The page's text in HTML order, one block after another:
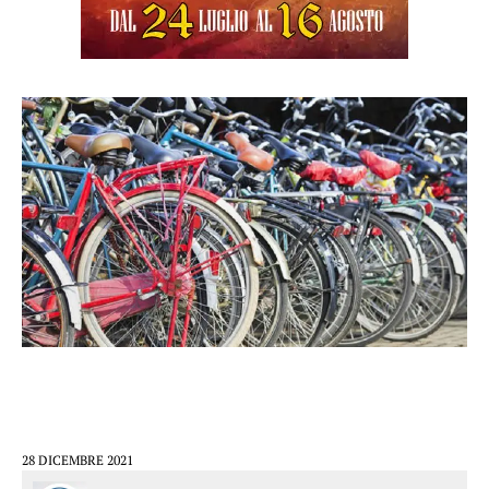
28 DICEMBRE 2021